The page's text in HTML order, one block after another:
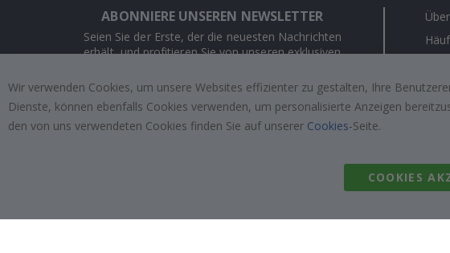
ABONNIERE UNSEREN NEWSLETTER
Seien Sie der Erste, der die neuesten Nachrichten
erhält, und profitieren Sie von unseren exklusiven
ABONNIEREN
Wir verwenden Cookies, um unsere Websites effizienter zu gestalten, Ihre
Dienste, können ebenfalls Cookies verwenden, um personalisierte Anzeigen
den von uns verwendeten Cookies finden Sie auf unserer Cookies-Seite.
COOKIES